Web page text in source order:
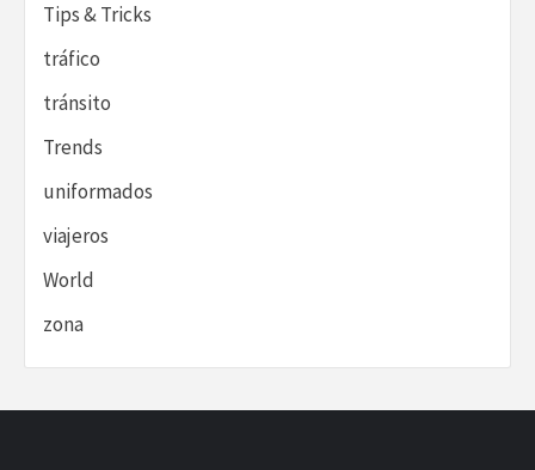
Tips & Tricks
tráfico
tránsito
Trends
uniformados
viajeros
World
zona